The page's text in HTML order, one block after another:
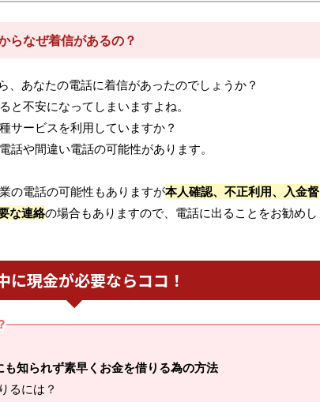
なぜ着信があるの？
、あなたの電話に着信があったのでしょうか？
と不安になってしまいますよね。
サービスを利用していますか？
話や間違い電話の可能性があります。
の電話の可能性もありますが本人確認、不正利用、入金督
な連絡の場合もありますので、電話に出ることをお勧めし
に現金が必要ならココ！
知られず素早くお金を借りる為の方法
るには？